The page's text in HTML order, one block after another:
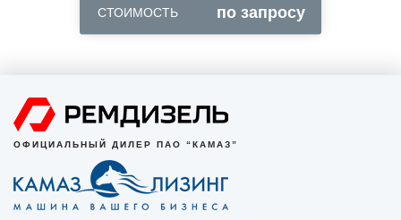
СТОИМОСТЬ по запросу
ОФИЦИАЛЬНЫЙ ДИЛЕР ПАО “КАМАЗ”